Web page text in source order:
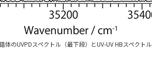
体のUVPDスペクトル（最下段）とUV-UV HBスペクトル